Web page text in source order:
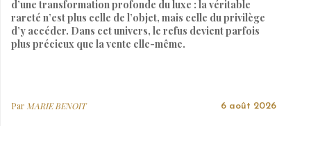
d’une transformation profonde du luxe : la véritable
rareté n’est plus celle de l’objet, mais celle du privilège
d’y accéder. Dans cet univers, le refus devient parfois
plus précieux que la vente elle-même.
Par MARIE BENOIT 6 août 2026